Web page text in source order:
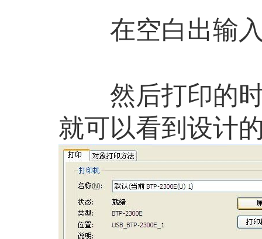
在空白出输入
然后打印的时
就可以看到设计